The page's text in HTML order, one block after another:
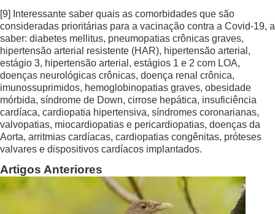
[9]
Interessante saber quais as comorbidades que são
consideradas prioritárias para a vacinação contra a Covid-19, a
saber: diabetes mellitus, pneumopatias crônicas graves,
hipertensão arterial resistente (HAR), hipertensão arterial,
estágio 3, hipertensão arterial, estágios 1 e 2 com LOA,
doenças neurológicas crônicas, doença renal crônica,
imunossuprimidos, hemoglobinopatias graves, obesidade
mórbida, síndrome de Down, cirrose hepática, insuficiência
cardíaca, cardiopatia hipertensiva, síndromes coronarianas,
valvopatias, miocardiopatias e pericardiopatias, doenças da
Aorta, arritmias cardíacas, cardiopatias congênitas, próteses
valvares e dispositivos cardíacos implantados.
Artigos Anteriores